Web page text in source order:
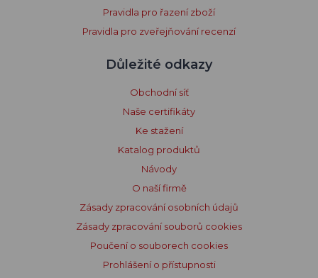
Pravidla pro řazení zboží
Pravidla pro zveřejňování recenzí
Důležité odkazy
Obchodní síť
Naše certifikáty
Ke stažení
Katalog produktů
Návody
O naší firmě
Zásady zpracování osobních údajů
Zásady zpracování souborů cookies
Poučení o souborech cookies
Prohlášení o přístupnosti